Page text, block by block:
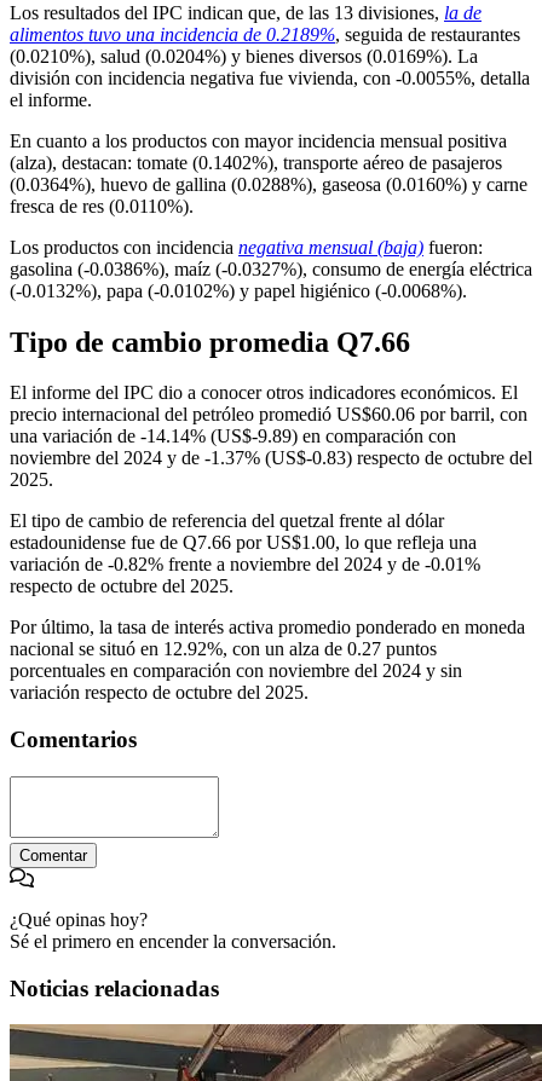
Los resultados del IPC indican que, de las 13 divisiones, la de
alimentos tuvo una incidencia de 0.2189%, seguida de restaurantes
(0.0210%), salud (0.0204%) y bienes diversos (0.0169%). La
división con incidencia negativa fue vivienda, con -0.0055%, detalla
el informe.
En cuanto a los productos con mayor incidencia mensual positiva
(alza), destacan: tomate (0.1402%), transporte aéreo de pasajeros
(0.0364%), huevo de gallina (0.0288%), gaseosa (0.0160%) y carne
fresca de res (0.0110%).
Los productos con incidencia negativa mensual (baja) fueron:
gasolina (-0.0386%), maíz (-0.0327%), consumo de energía eléctrica
(-0.0132%), papa (-0.0102%) y papel higiénico (-0.0068%).
Tipo de cambio promedia Q7.66
El informe del IPC dio a conocer otros indicadores económicos. El
precio internacional del petróleo promedió US$60.06 por barril, con
una variación de -14.14% (US$-9.89) en comparación con
noviembre del 2024 y de -1.37% (US$-0.83) respecto de octubre del
2025.
El tipo de cambio de referencia del quetzal frente al dólar
estadounidense fue de Q7.66 por US$1.00, lo que refleja una
variación de -0.82% frente a noviembre del 2024 y de -0.01%
respecto de octubre del 2025.
Por último, la tasa de interés activa promedio ponderado en moneda
nacional se situó en 12.92%, con un alza de 0.27 puntos
porcentuales en comparación con noviembre del 2024 y sin
variación respecto de octubre del 2025.
Comentarios
Comentar
¿Qué opinas hoy?
Sé el primero en encender la conversación.
Noticias relacionadas